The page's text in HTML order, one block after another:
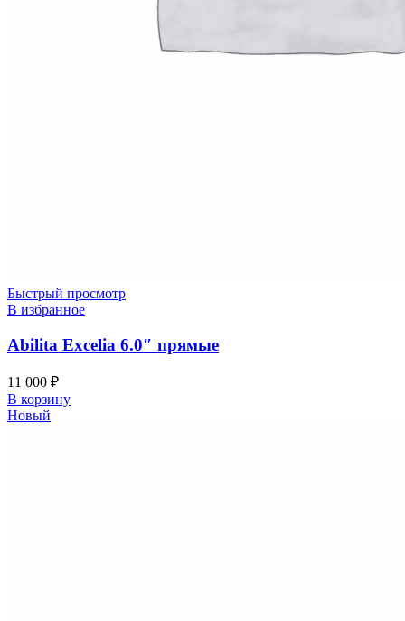
Быстрый просмотр
В избранное
Abilita Excelia 6.0″ прямые
11 000 ₽
В корзину
Новый